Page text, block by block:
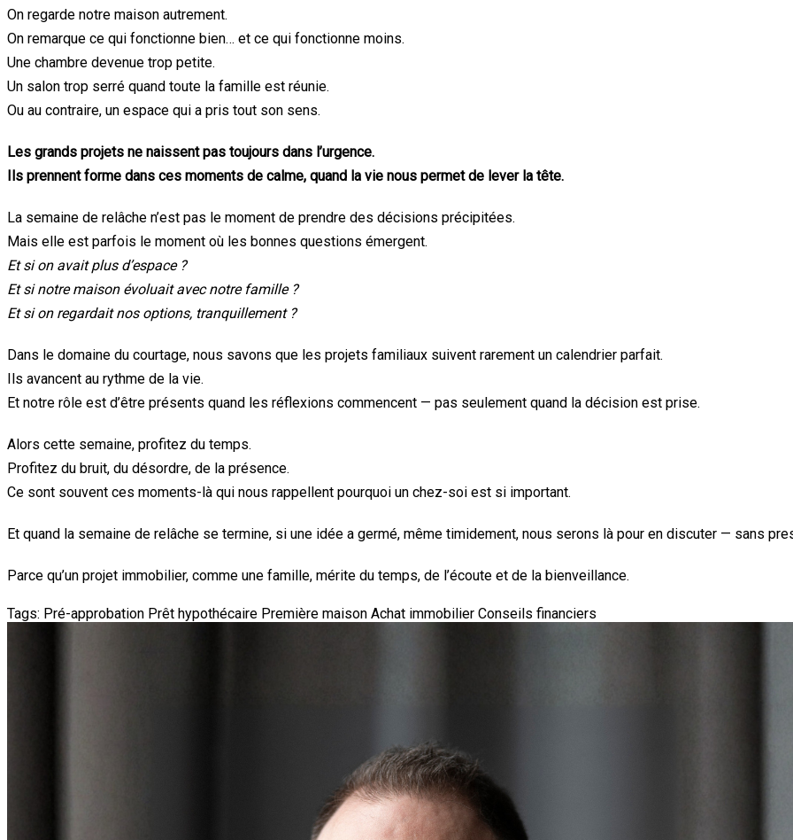
On regarde notre maison autrement.
On remarque ce qui fonctionne bien… et ce qui fonctionne moins.
Une chambre devenue trop petite.
Un salon trop serré quand toute la famille est réunie.
Ou au contraire, un espace qui a pris tout son sens.
Les grands projets ne naissent pas toujours dans l’urgence.
Ils prennent forme dans ces moments de calme, quand la vie nous permet de lever la tête.
La semaine de relâche n’est pas le moment de prendre des décisions précipitées.
Mais elle est parfois le moment où les bonnes questions émergent.
Et si on avait plus d’espace ?
Et si notre maison évoluait avec notre famille ?
Et si on regardait nos options, tranquillement ?
Dans le domaine du courtage, nous savons que les projets familiaux suivent rarement un calendrier parfait.
Ils avancent au rythme de la vie.
Et notre rôle est d’être présents quand les réflexions commencent — pas seulement quand la décision est prise.
Alors cette semaine, profitez du temps.
Profitez du bruit, du désordre, de la présence.
Ce sont souvent ces moments-là qui nous rappellent pourquoi un chez-soi est si important.
Et quand la semaine de relâche se termine, si une idée a germé, même timidement, nous serons là pour en discuter — sans
Parce qu’un projet immobilier, comme une famille, mérite du temps, de l’écoute et de la bienveillance.
Tags: Pré-approbation Prêt hypothécaire Première maison Achat immobilier Conseils financiers